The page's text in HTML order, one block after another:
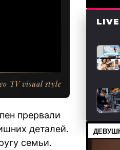
TV visual style
прервали
деталей.
семьи.